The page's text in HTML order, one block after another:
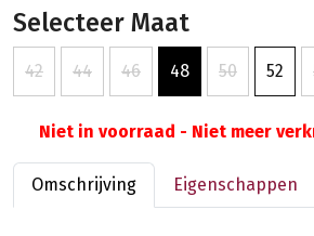
Selecteer Maat
42 44 46 48 50 52
Niet in voorraad - Niet meer
Omschrijving Eigenschappen